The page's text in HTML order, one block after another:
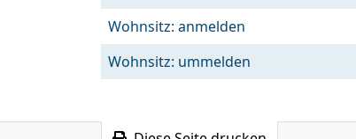
Wohnsitz: anmelden
Wohnsitz: ummelden